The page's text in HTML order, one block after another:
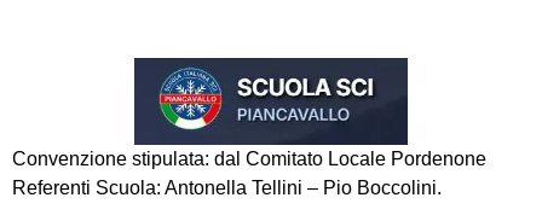
Convenzione stipulata: dal Comitato Locale Pordenone
Referenti Scuola: Antonella Tellini – Pio Boccolini.